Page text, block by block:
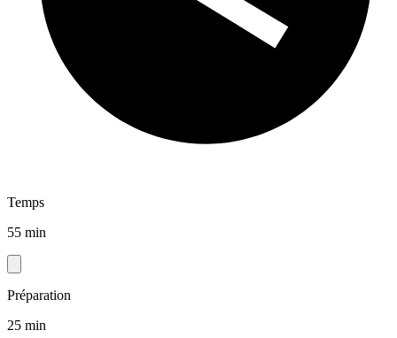
Temps
55 min
Préparation
25 min